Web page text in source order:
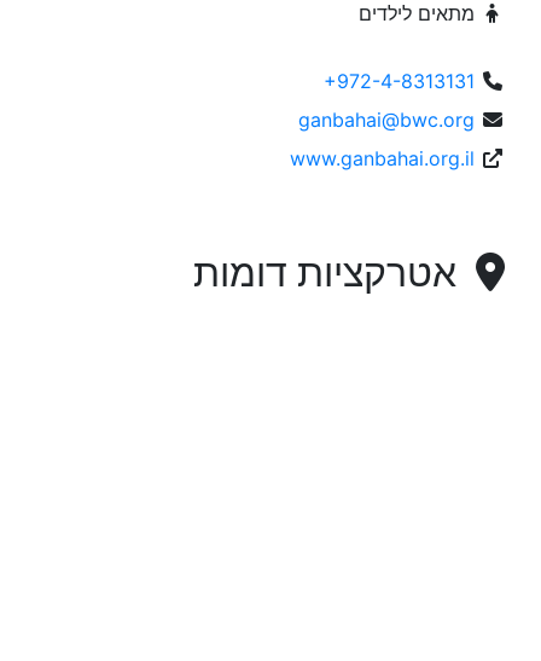
מתאים לילדים
+972-4-8313131
ganbahai@bwc.org
www.ganbahai.org.il
אטרקציות דומות